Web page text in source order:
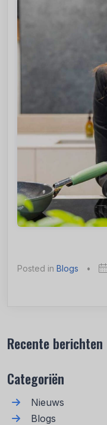
Posted in Blogs •
Recente berichten
Categoriën
Nieuws
Blogs